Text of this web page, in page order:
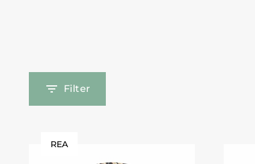
Filter
REA